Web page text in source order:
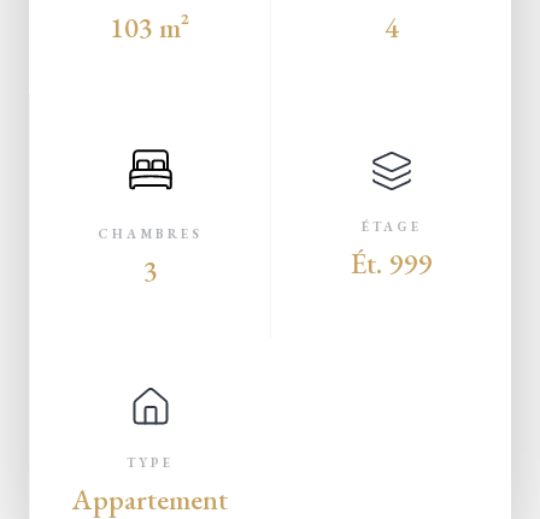
103 m² 4
CHAMBRES
3
ÉTAGE
Ét. 999
TYPE
Appartement